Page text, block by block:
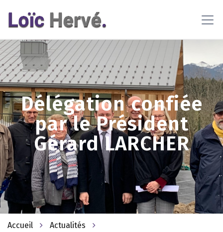
Délégation confiée
par le Président
Gérard LARCHER
Accueil
Actualités
l'utilisation de cookies pour vous proposer des contenus et
services adaptés